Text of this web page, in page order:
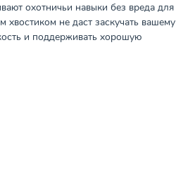
охотничьи навыки без вреда для
не даст заскучать вашему
и поддерживать хорошую